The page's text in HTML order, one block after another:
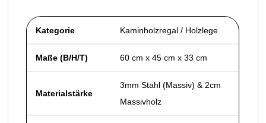
Kategorie Kaminholzregal / Holzlege
Maße (B/H/T) 60 cm x 45 cm x 33 cm
Materialstärke
3mm Stahl (Massiv) & 2cm
Massivholz